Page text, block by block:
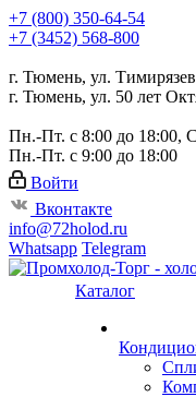
+7 (800) 350-64-54
+7 (3452) 568-800
г. Тюмень, ул.
г. Тюмень, ул. 50 лет
Пн.-Пт. с 8:00 до 18:00,
Пн.-Пт. с 9:00 до 18:00
Войти
Вконтакте
info@72holod.ru
Whatsapp Telegram
Каталог